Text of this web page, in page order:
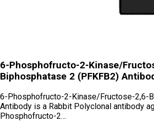
6-Phosphofructo-2-Kinase/
Biphosphatase 2 (PFKFB2)
6-Phosphofructo-2-Kinase/Fructose-2,6-
Antibody is a Rabbit Polyclonal antibody
Phosphofructo-2…